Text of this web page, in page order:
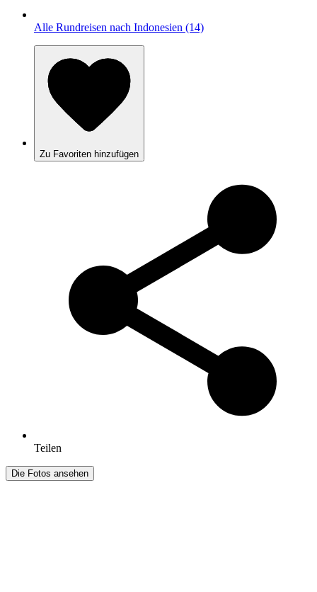
Alle Rundreisen nach Indonesien (14)
Zu Favoriten hinzufügen
Teilen
Die Fotos ansehen